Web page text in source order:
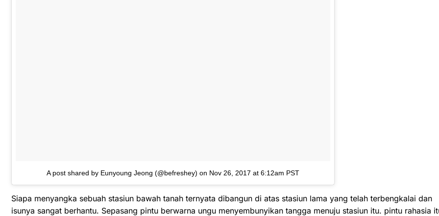
A post shared by Eunyoung Jeong (@befreshey) on Nov 26, 2017 at 6:12am PST
Siapa menyangka sebuah stasiun bawah tanah ternyata dibangun di atas stasiun lama yang telah terbengkalai dan
isunya sangat berhantu. Sepasang pintu berwarna ungu menyembunyikan tangga menuju stasiun itu. pintu rahasia